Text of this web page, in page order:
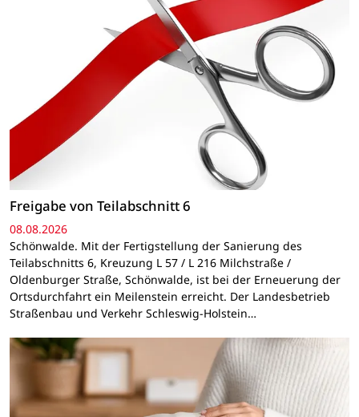
Freigabe von Teilabschnitt 6
08.08.2026
Schönwalde. Mit der Fertigstellung der Sanierung des
Teilabschnitts 6, Kreuzung L 57 / L 216 Milchstraße /
Oldenburger Straße, Schönwalde, ist bei der Erneuerung der
Ortsdurchfahrt ein Meilenstein erreicht. Der Landesbetrieb
Straßenbau und Verkehr Schleswig-Holstein…